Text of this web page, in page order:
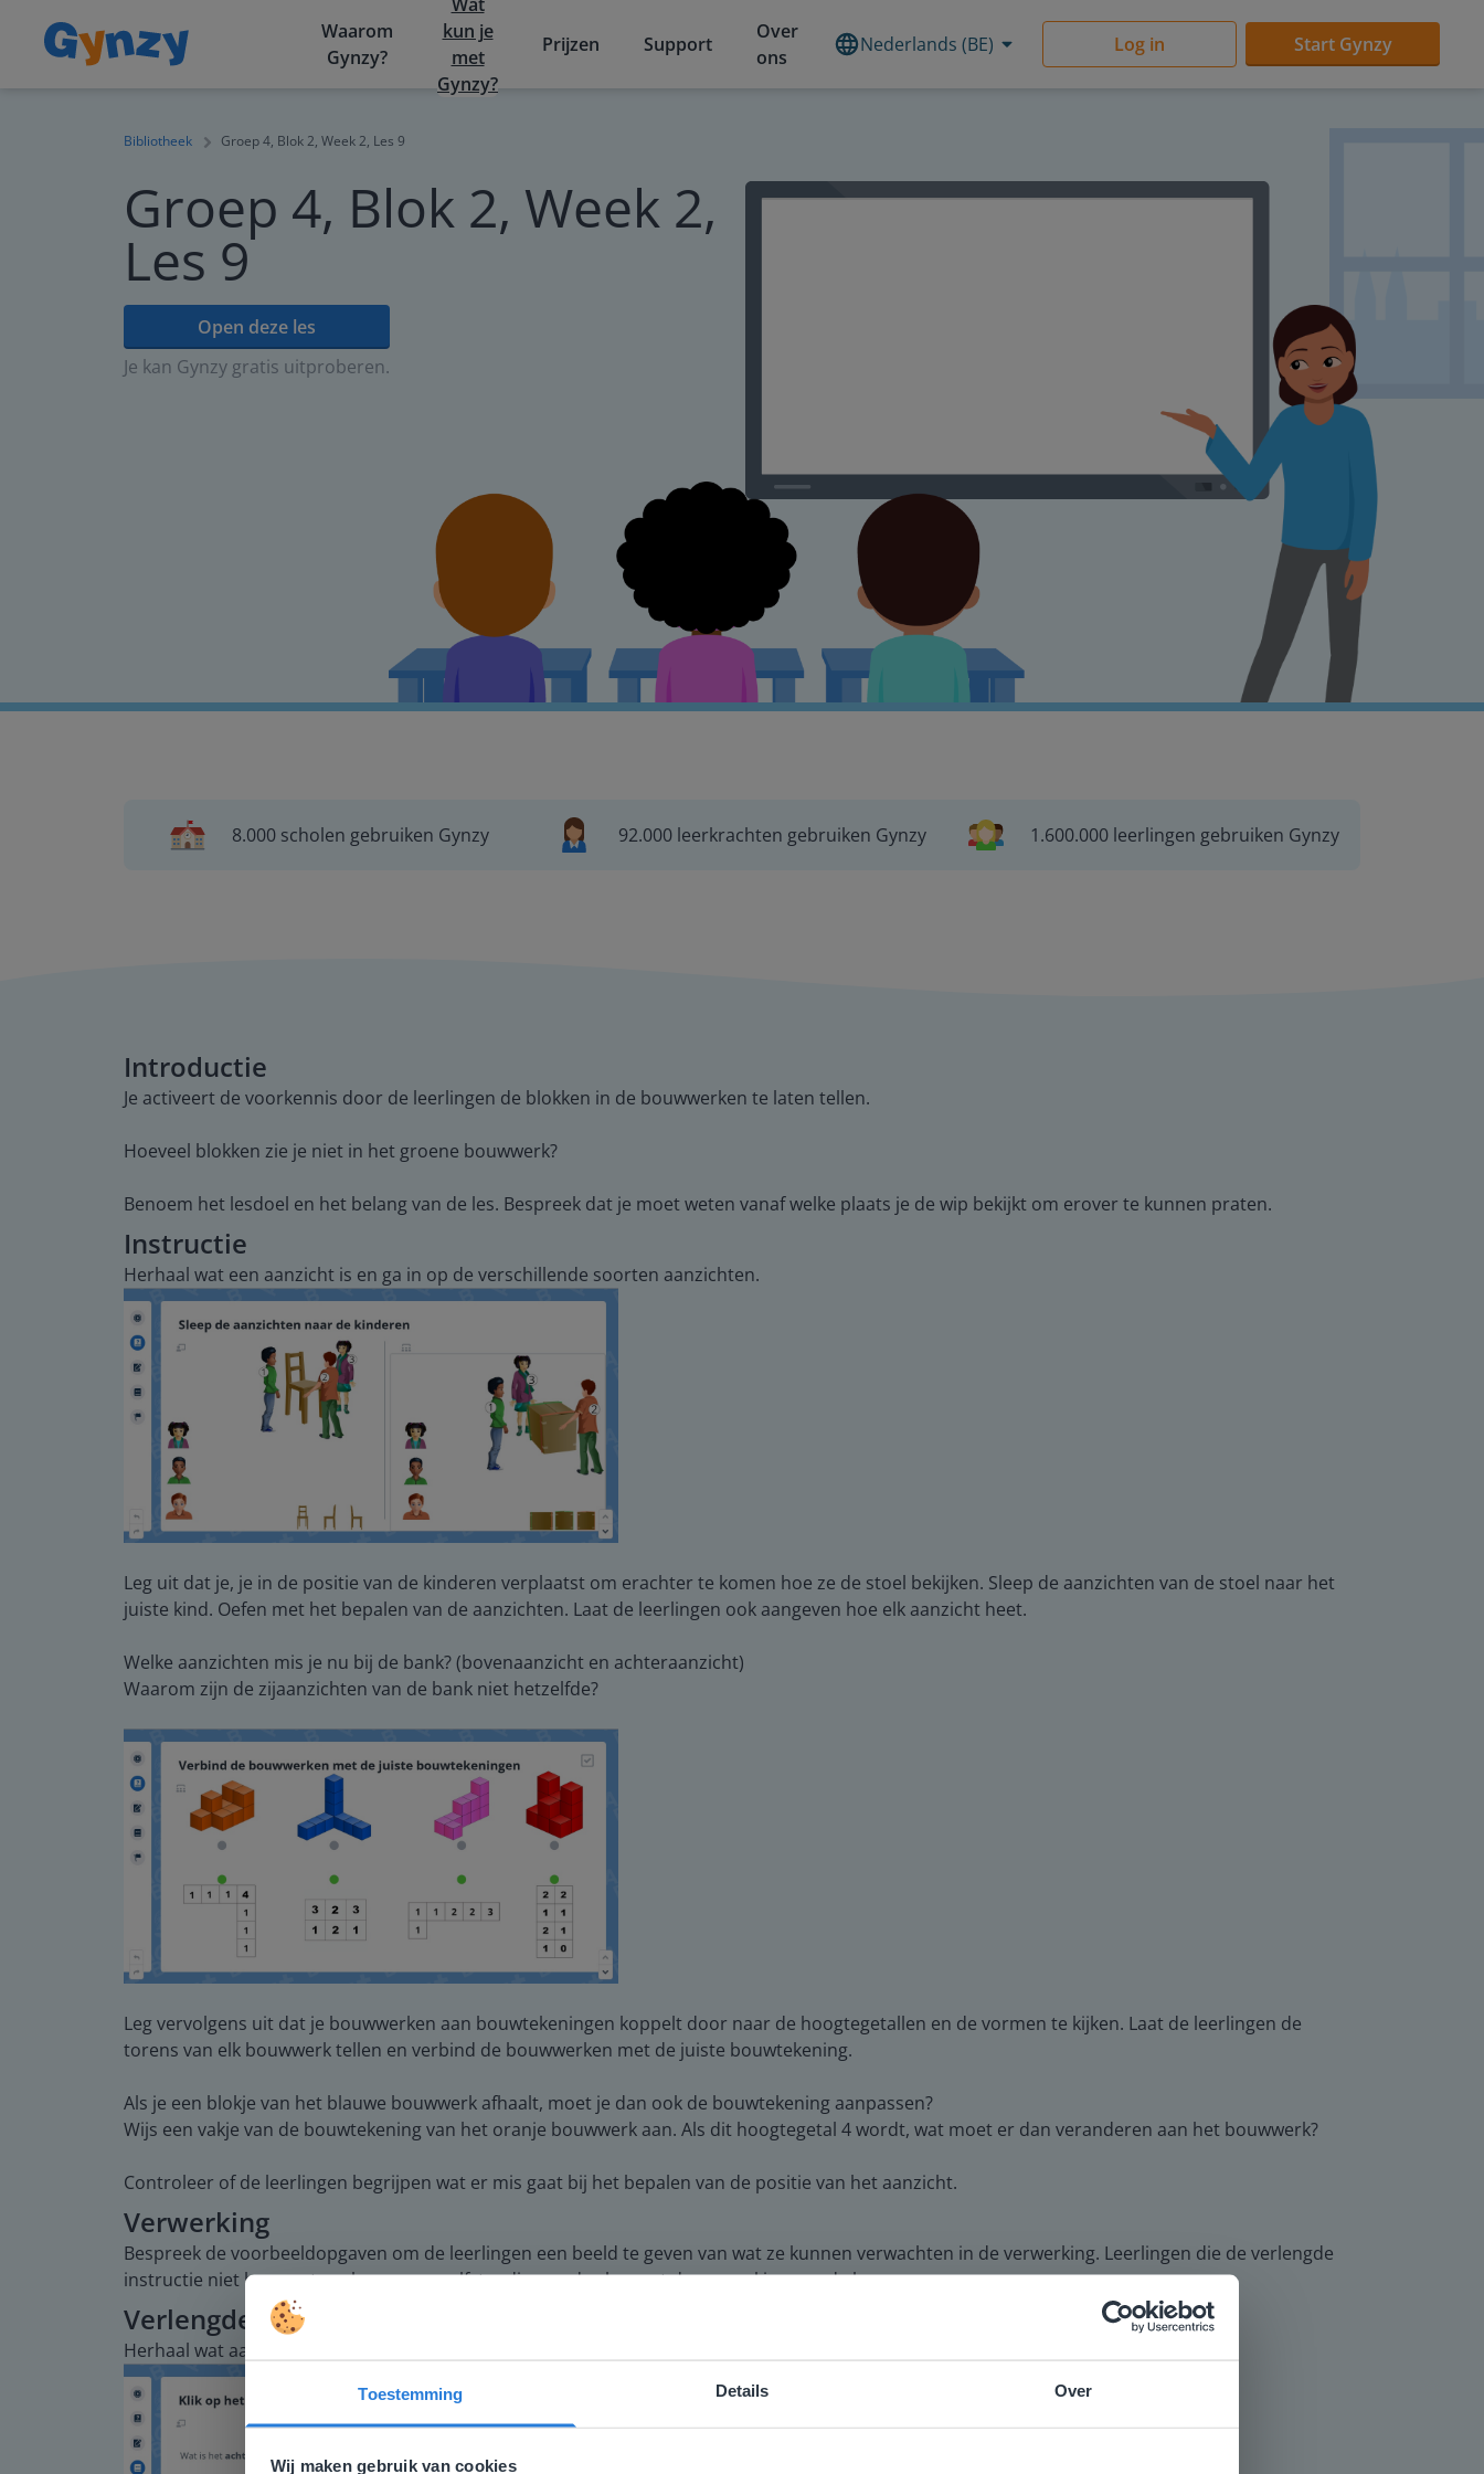
Toestemming Details Over
Wij maken gebruik van cookies
Waarom
Gynzy?
kun je
met
Gynzy?
Prijzen Support
Over
ons
Nederlands (BE) Log in Start Gynzy
Bibliotheek Groep 4, Blok 2, Week 2, Les 9
Groep 4, Blok 2, Week 2,
Les 9
Open deze les
Je kan Gynzy gratis uitproberen.
8.000 scholen gebruiken Gynzy 92.000 leerkrachten gebruiken Gynzy 1.600.000 leerlingen gebruiken Gynzy
Introductie
Je activeert de voorkennis door de leerlingen de blokken in de bouwwerken te laten tellen.
Hoeveel blokken zie je niet in het groene bouwwerk?
Benoem het lesdoel en het belang van de les. Bespreek dat je moet weten vanaf welke plaats je de wip bekijkt om erover te kunnen praten.
Instructie
Herhaal wat een aanzicht is en ga in op de verschillende soorten aanzichten.
Leg uit dat je, je in de positie van de kinderen verplaatst om erachter te komen hoe ze de stoel bekijken. Sleep de aanzichten van de stoel naar het
juiste kind. Oefen met het bepalen van de aanzichten. Laat de leerlingen ook aangeven hoe elk aanzicht heet.
Welke aanzichten mis je nu bij de bank? (bovenaanzicht en achteraanzicht)
Waarom zijn de zijaanzichten van de bank niet hetzelfde?
Leg vervolgens uit dat je bouwwerken aan bouwtekeningen koppelt door naar de hoogtegetallen en de vormen te kijken. Laat de leerlingen de
torens van elk bouwwerk tellen en verbind de bouwwerken met de juiste bouwtekening.
Als je een blokje van het blauwe bouwwerk afhaalt, moet je dan ook de bouwtekening aanpassen?
Wijs een vakje van de bouwtekening van het oranje bouwwerk aan. Als dit hoogtegetal 4 wordt, wat moet er dan veranderen aan het bouwwerk?
Controleer of de leerlingen begrijpen wat er mis gaat bij het bepalen van de positie van het aanzicht.
Verwerking
Bespreek de voorbeeldopgaven om de leerlingen een beeld te geven van wat ze kunnen verwachten in de verwerking. Leerlingen die de verlengde
instructie niet hoeven te volgen, gaan zelfstandig aan de slag met de verwerking van de les.
Verlengde instructie
Herhaal wat aanzichten zijn aan de hand van het gegeven ezelsbruggetje.
Deze website komt niet overeen met je locatie
Gezien je locatie, denken we dat je misschien liever naar de website voor